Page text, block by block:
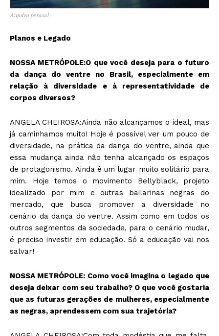
Arquivo pessoal
Planos e Legado
NOSSA METRÓPOLE:O que você deseja para o futuro
da dança do ventre no Brasil, especialmente em
relação à diversidade e à representatividade de
corpos diversos?
ANGELA CHEIROSA:Ainda não alcançamos o ideal, mas
já caminhamos muito! Hoje é possível ver um pouco de
diversidade, na prática da dança do ventre, ainda que
essa mudança ainda não tenha alcançado os espaços
de protagonismo. Ainda é um lugar muito solitário para
mim. Hoje temos o movimento Bellyblack, projeto
idealizado por mim e outras bailarinas negras do
mercado, que busca promover a diversidade no
cenário da dança do ventre. Assim como em todos os
outros segmentos da sociedade, para o cenário mudar,
é preciso investir em educação. Só a educação vai nos
salvar!
NOSSA METRÓPOLE: Como você imagina o legado que
deseja deixar com seu trabalho? O que você gostaria
que as futuras gerações de mulheres, especialmente
as negras, aprendessem com sua trajetória?